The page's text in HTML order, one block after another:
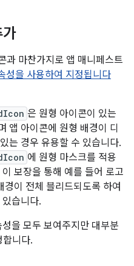
과 마찬가지로 앱 매니페스트
성을 사용하여 지정됩니다
은 원형 아이콘이 있는
앱 아이콘에 원형 배경이 디
는 경우 유용할 수 있습니다.
에 원형 마스크를 적용
보장을 통해 예를 들어 로고
이 전체 블리드되도록 하여
습니다.
을 모두 보여주지만 대부분
합니다.